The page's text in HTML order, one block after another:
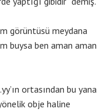
görüntüsü meydana
buysa ben aman aman
ortasından bu yana
obje haline